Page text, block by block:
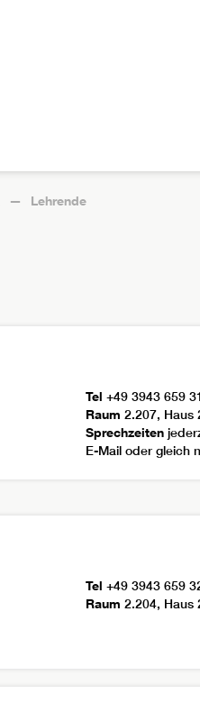
Lehrende
Tel +49 3943 659
Raum 2.207, Haus
Sprechzeiten
E-Mail oder gleich
Tel +49 3943 659
Raum 2.204, Haus